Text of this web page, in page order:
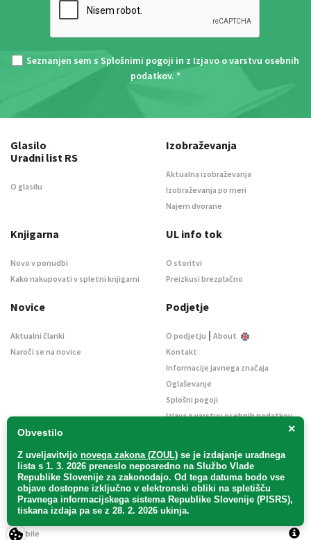
Seznanjen sem s Splošnimi pogoji in z Izjavo o varstvu osebnih
podatkov. *
×
Obvestilo
Z uveljavitvijo novega zakona (ZOUL) se je izdajanje uradnega
lista s 1. 3. 2026 preneslo neposredno na Službo Vlade
Republike Slovenije za zakonodajo. Od tega datuma bodo vse
objave dostopne izključno v elektronski obliki na spletišču
Pravnega informacijskega sistema Republike Slovenije (PISRS),
tiskana izdaja pa se z 28. 2. 2026 ukinja.
Glasilo
Uradni list RS
O glasilu
Izobraževanja
Aktualna izobraževanja
Izobraževanja po meri
Najem dvorane
Knjigarna
Novo v ponudbi
Kako nakupovati v spletni knjigarni
UL info tok
O storitvi
Preizkusi brezplačno
Novice
Aktualni članki
Naroči se na novice
Podjetje
O podjetju | About
Kontakt
Informacije javnega značaja
Oglaševanje
Splošni pogoji
Izjava o varstvu osebnih podatkov
Uradni list d. o. o. – v likvidaciji / Vse pravice pridržane.
2Mobile